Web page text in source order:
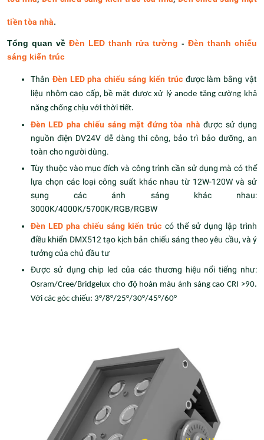
tiền tòa nhà.
Tổng quan về Đèn LED thanh rửa tường - Đèn thanh chiếu
sáng kiến trúc
Thân Đèn LED pha chiếu sáng kiến trúcđược làm bằng vật
liệu nhôm cao cấp, bề mặt được xử lý anode tăng cường khả
năng chống chịu với thời tiết.
Đèn LED pha chiếu sáng mặt đứng tòa nhà được sử dụng
nguồn điện DV24V dễ dàng thi công, bảo trì bảo dưỡng, an
toàn cho người dùng.
Tùy thuộc vào mục đích và công trình cần sử dụng mà có thể
lựa chọn các loại công suất khác nhau từ 12W-120W và sử
sụng các ánh sáng khác nhau:
3000K/4000K/5700K/RGB/RGBW
Đèn LED pha chiếu sáng kiến trúc có thể sử dụng lập trình
điều khiển DMX512 tạo kịch bản chiếu sáng theo yêu cầu, và ý
tưởng của chủ đầu tư
Được sử dụng chip led của các thương hiệu nổi tiếng như:
Osram/Cree/Bridgelux cho độ hoàn màu ánh sáng cao CRI >90.
Với các góc chiếu: 3°/8°/25°/30°/45°/60°